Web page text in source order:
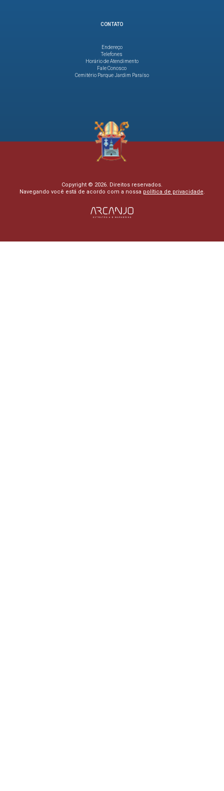
CONTATO
Endereço
Telefones
Horário de Atendimento
Fale Conosco
Cemitério Parque Jardim Paraíso
Copyright © 2026. Direitos reservados.
Navegando você está de acordo com a nossa política de privacidade.